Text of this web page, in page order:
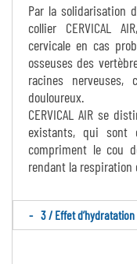
Par la solidarisation
collier CERVICAL
cervicale en cas
osseuses des
racines
douloureux.
CERVICAL AIR se
existants, qui sont
compriment le cou
rendant la
3 / Effet